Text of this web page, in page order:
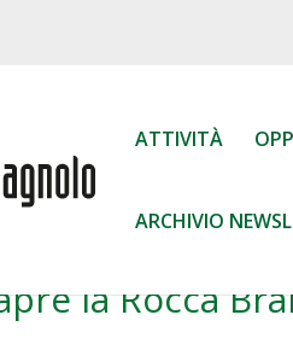
ATTIVITÀ
ARCHIVIO
la Rocca